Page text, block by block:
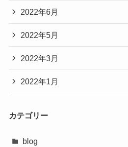
2022年6月
2022年5月
2022年3月
2022年1月
カテゴリー
blog